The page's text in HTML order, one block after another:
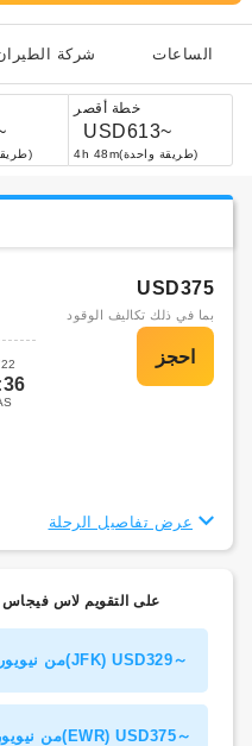
شركة الساعات
4h 47m(طريقة واحدة)
خطة أقصر
USD613~
4h 48m(طريقة واحدة)
USD375
بما في ذلك تكاليف الوقود
عرض تفاصيل الرحلة
على التقويم لاس
Harry Reid (Las Vegas) من نيويورك(JFK) USD329～
Harry Reid (Las Vegas) من نيويورك(EWR) USD375～